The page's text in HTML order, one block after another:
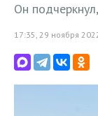
Он
17:35, 29 ноября